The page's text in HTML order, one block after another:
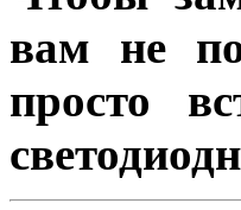
вам не
просто